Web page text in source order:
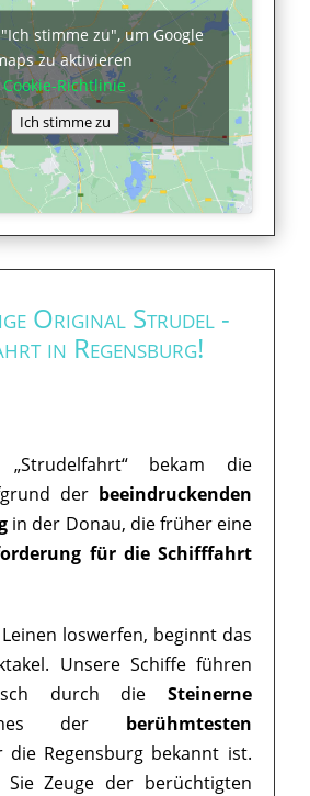
stimme zu", um Google
zu aktivieren
Cookie-Richtlinie
Ich stimme zu
Original Strudel -
in Regensburg!
bekam die
der beeindruckenden
in der Donau, die früher eine
für die Schifffahrt
loswerfen, beginnt das
Unsere Schiffe führen
durch die Steinerne
der berühmtesten
die Regensburg bekannt ist.
Sie Zeuge der berüchtigten